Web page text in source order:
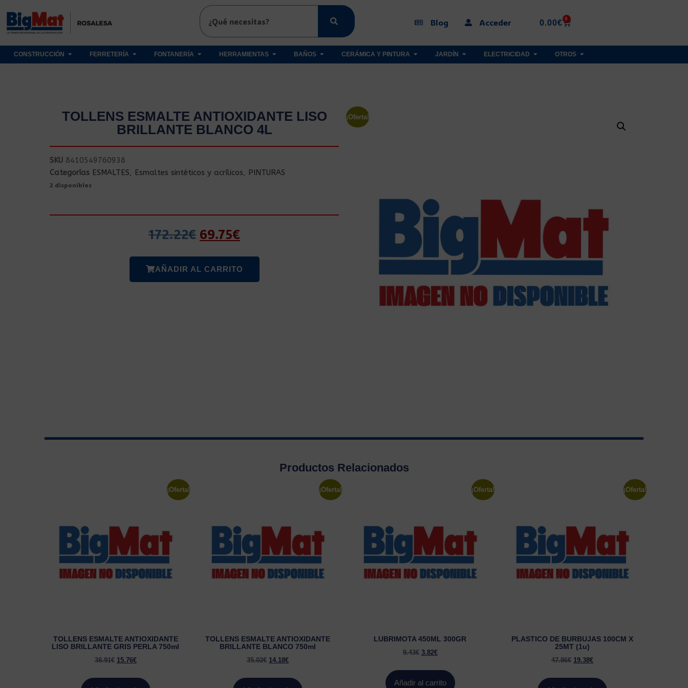
Blog Acceder 0.00€ 0
CONSTRUCCIÓN FERRETERÍA FONTANERÍA HERRAMIENTAS BAÑOS CERÁMICA Y PINTURA JARDÍN ELECTRICIDAD OTROS
TOLLENS ESMALTE ANTIOXIDANTE LISO
BRILLANTE BLANCO 4L
SKU 8410549760938
Categorías ESMALTES, Esmaltes sintéticos y acrílicos, PINTURAS
2 disponibles
172.22€ 69.75€
AÑADIR AL CARRITO
¡Oferta!
Productos Relacionados
¡Oferta!
TOLLENS ESMALTE ANTIOXIDANTE
LISO BRILLANTE GRIS PERLA 750ml
38.91€ 15.76€
¡Oferta!
TOLLENS ESMALTE ANTIOXIDANTE
BRILLANTE BLANCO 750ml
35.02€ 14.18€
¡Oferta!
LUBRIMOTA 450ML 300GR
9.43€ 3.82€
Añadir al carrito
¡Oferta!
PLASTICO DE BURBUJAS 100CM X
25MT (1u)
47.86€ 19.38€